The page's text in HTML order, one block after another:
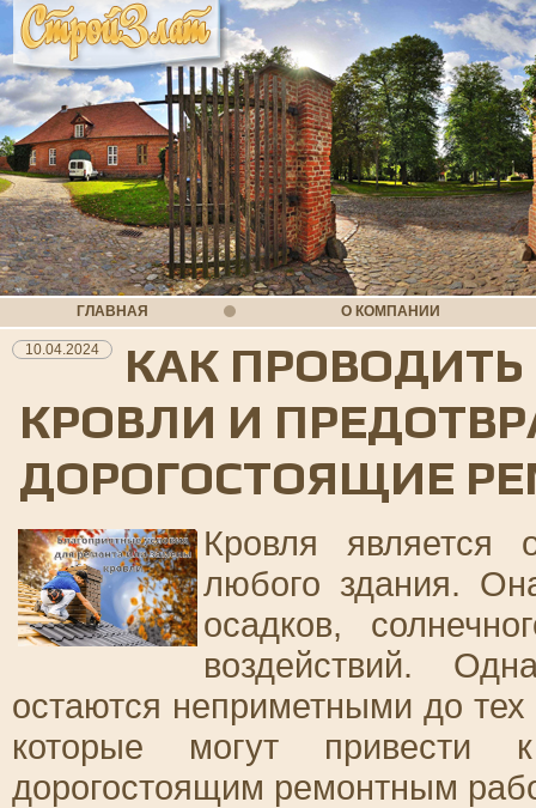
ГЛАВНАЯ О КОМПАНИИ
10.04.2024
КАК
КРОВЛИ И
ДОРОГОСТОЯЩИЕ
Кровля
любого здания.
осадков,
воздействий.
остаются неприметными до
которые могут привести
дорогостоящим ремонтным